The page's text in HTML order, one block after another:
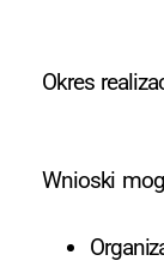
Okres
Wnioski